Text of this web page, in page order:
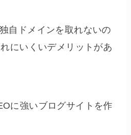
自ドメインを取れないの
にいくいデメリットがあ
に強いブログサイトを作